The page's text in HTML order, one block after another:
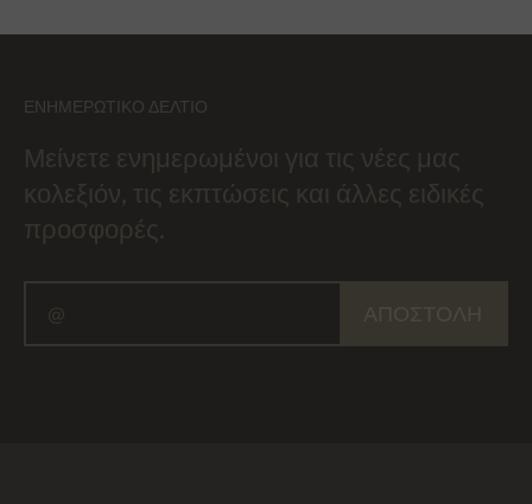
ΕΝΗΜΕΡΩΤΙΚΌ ΔΕΛΤΊΟ
Μείνετε ενημερωμένοι για τις νέες μας
κολεξιόν, τις εκπτώσεις και άλλες ειδικές
προσφορές.